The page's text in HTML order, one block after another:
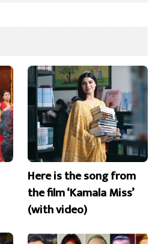
Here is the song from
the film ‘Kamala Miss’
(with video)